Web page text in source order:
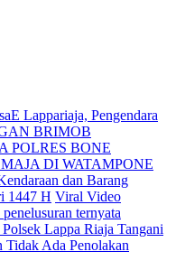
Lappariaja, Pengendara
BRIMOB
POLRES BONE
DI WATAMPONE
dan Barang
1447 H Viral Video
ternyata
Lappa Riaja Tangani
Tidak Ada Penolakan